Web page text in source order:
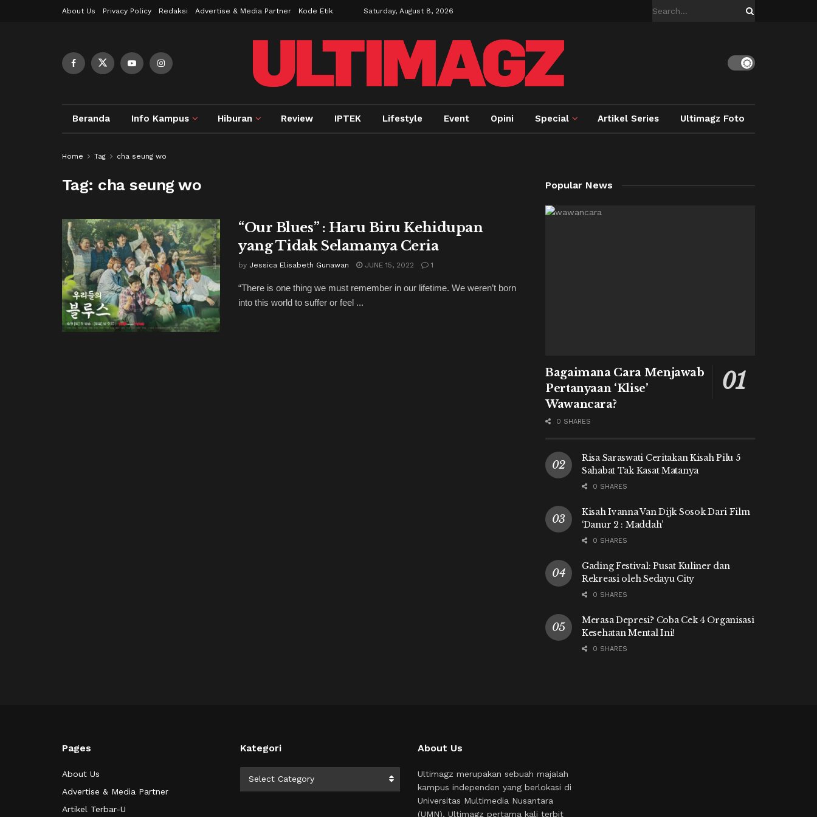
About Us Privacy Policy Redaksi Advertise & Media Partner Kode Etik Saturday, August 8, 2026
Beranda Info Kampus Hiburan Review IPTEK Lifestyle Event Opini Special Artikel Series Ultimagz Foto
Home Tag cha seung wo
Tag: cha seung wo
“Our Blues” : Haru Biru Kehidupan
yang Tidak Selamanya Ceria
by Jessica Elisabeth Gunawan JUNE 15, 2022 1
“There is one thing we must remember in our lifetime. We weren’t born
into this world to suffer or feel ...
Popular News
Bagaimana Cara Menjawab
Pertanyaan ‘Klise’
Wawancara?
0 SHARES
Risa Saraswati Ceritakan Kisah Pilu 5
Sahabat Tak Kasat Matanya
0 SHARES
Kisah Ivanna Van Dijk Sosok Dari Film
‘Danur 2 : Maddah’
0 SHARES
Gading Festival: Pusat Kuliner dan
Rekreasi oleh Sedayu City
0 SHARES
Merasa Depresi? Coba Cek 4 Organisasi
Kesehatan Mental Ini!
0 SHARES
Pages
About Us
Advertise & Media Partner
Artikel Terbar-U
Kategori
Select Category
About Us
Ultimagz merupakan sebuah majalah
kampus independen yang berlokasi di
Universitas Multimedia Nusantara
(UMN). Ultimagz pertama kali terbit